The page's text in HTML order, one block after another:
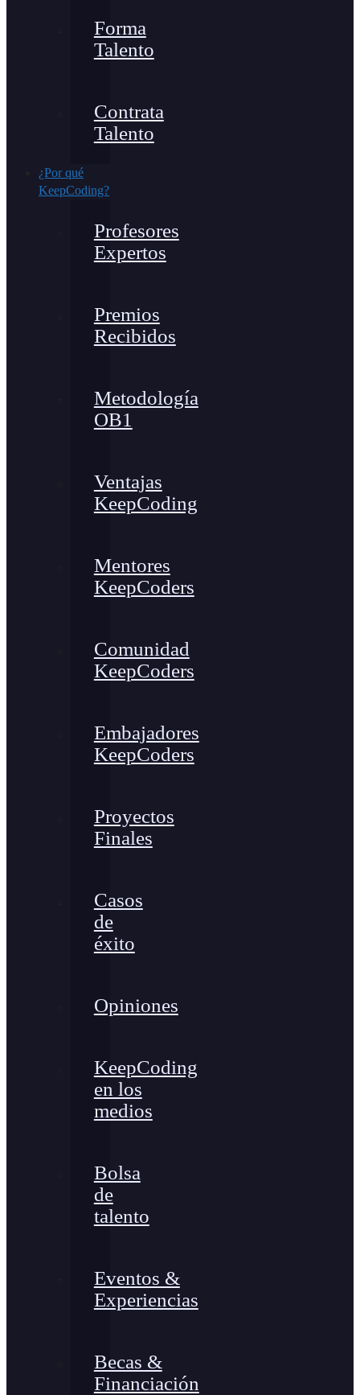
Forma
Talento
Contrata
Talento
¿Por qué
KeepCoding?
Profesores
Expertos
Premios
Recibidos
Metodología
OB1
Ventajas
KeepCoding
Mentores
KeepCoders
Comunidad
KeepCoders
Embajadores
KeepCoders
Proyectos
Finales
Casos
de
éxito
Opiniones
KeepCoding
en los
medios
Bolsa
de
talento
Eventos &
Experiencias
Becas &
Financiación